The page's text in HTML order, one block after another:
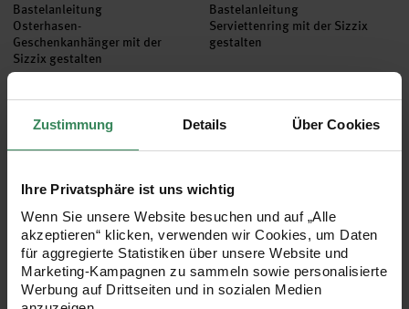
Zustimmung Details Über Cookies
Ihre Privatsphäre ist uns wichtig
Wenn Sie unsere Website besuchen und auf „Alle
akzeptieren“ klicken, verwenden wir Cookies, um Daten
für aggregierte Statistiken über unsere Website und
Marketing-Kampagnen zu sammeln sowie personalisierte
Werbung auf Drittseiten und in sozialen Medien
Bastelanleitung
Osterhasen-
Geschenkanhänger mit der
Sizzix gestalten
Gratis
Bastelanleitung
Serviettenring mit der Sizzix
gestalten
Gratis
Bastelanleitung Schüttelkarte mit der Sizzix gestalten
Bastelanleitung